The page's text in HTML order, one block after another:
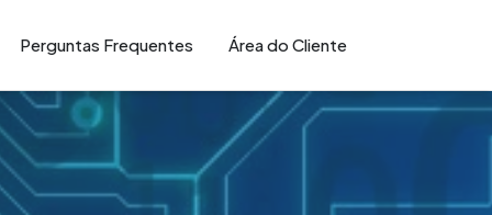
Perguntas Frequentes Área do Cliente